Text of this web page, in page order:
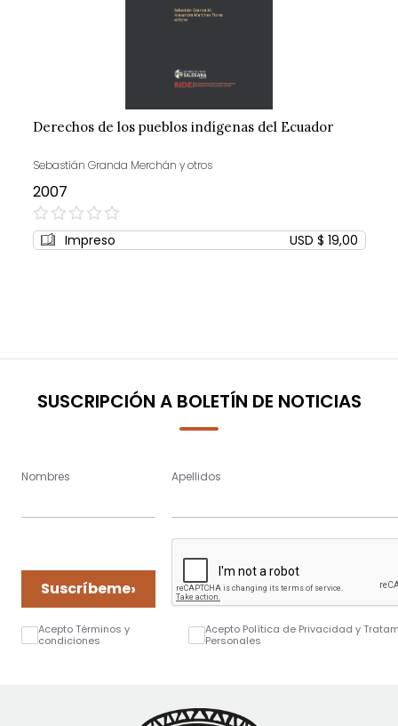
Derechos de los pueblos indígenas del Ecuador
Sebastián Granda Merchán y otros
2007
0%
Impreso USD $ 19,00
SUSCRIPCIÓN A BOLETÍN DE NOTICIAS
Nombres Apellidos
Suscríbeme›
Acepto Términos y
condiciones
Acepto Política de Privacidad y
Personales